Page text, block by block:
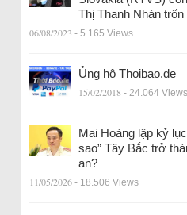
Thị Thanh Nhàn
06/08/2023 - 5.165 Views
Ủng hộ Thoibao.de
15/02/2018 - 24.064 Views
Mai Hoàng lập kỷ
sao” Tây Bắc trở
an?
11/05/2026 - 18.506 Views